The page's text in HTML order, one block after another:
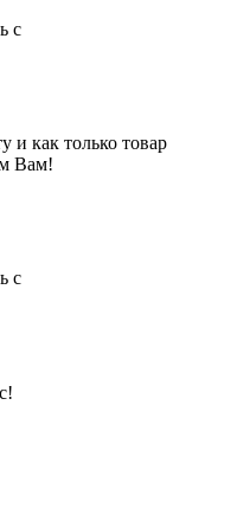
с
и как только товар
Вам!
с